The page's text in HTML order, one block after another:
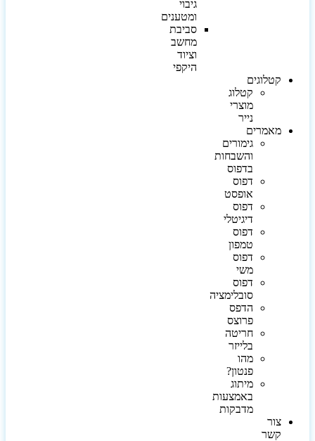
גיבוי
ומטענים
סביבת
מחשב
וציוד
היקפי
קטלוגים
קטלוג
מוצרי
נייר
מאמרים
גימורים
והשבחות
בדפוס
דפוס
אופסט
דפוס
דיגיטלי
דפוס
טמפון
דפוס
משי
דפוס
סובלימציה
הדפס
פרוצס
חריטה
בלייזר
מהו
פנטון?
מיתוג
באמצעות
מדבקות
צור
קשר